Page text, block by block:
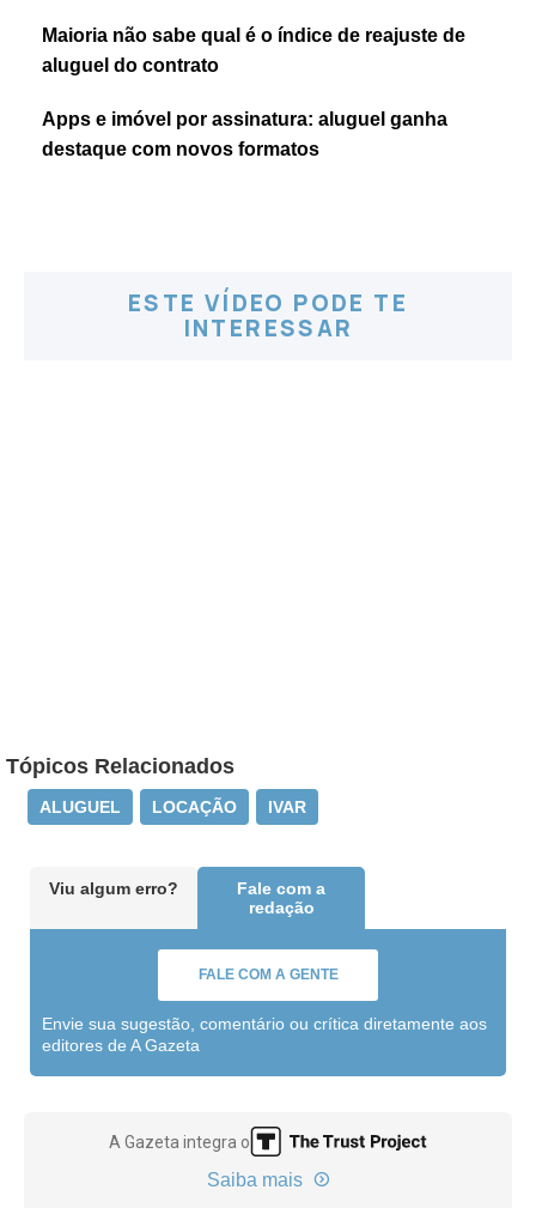
Maioria não sabe qual é o índice de reajuste de
aluguel do contrato
Apps e imóvel por assinatura: aluguel ganha
destaque com novos formatos
ESTE VÍDEO PODE TE
INTERESSAR
Tópicos Relacionados
ALUGUEL LOCAÇÃO IVAR
Viu algum erro?
Fale com a
redação
FALE COM A GENTE
Envie sua sugestão, comentário ou crítica diretamente aos
editores de A Gazeta
A Gazeta integra o
Saiba mais